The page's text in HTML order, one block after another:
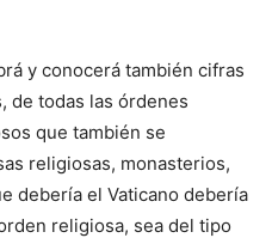
y conocerá también cifras
de todas las órdenes
que también se
religiosas, monasterios,
debería el Vaticano debería
religiosa, sea del tipo